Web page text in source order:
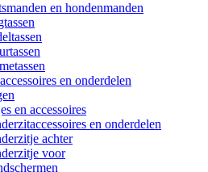
en hondenmanden
en onderdelen
en accessoires
en onderdelen
achter
voor